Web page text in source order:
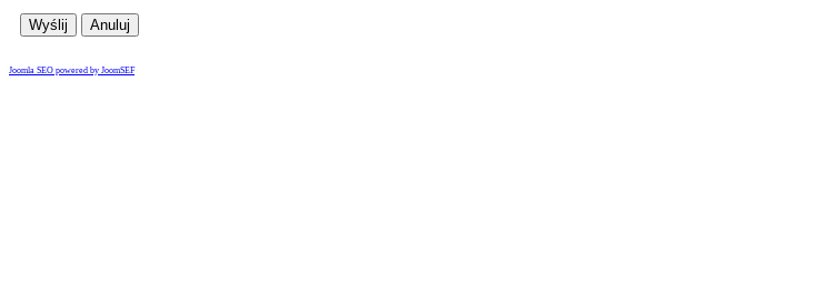
Wyślij Anuluj
Joomla SEO powered by JoomSEF